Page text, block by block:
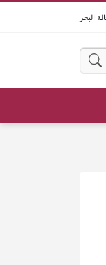
البحر